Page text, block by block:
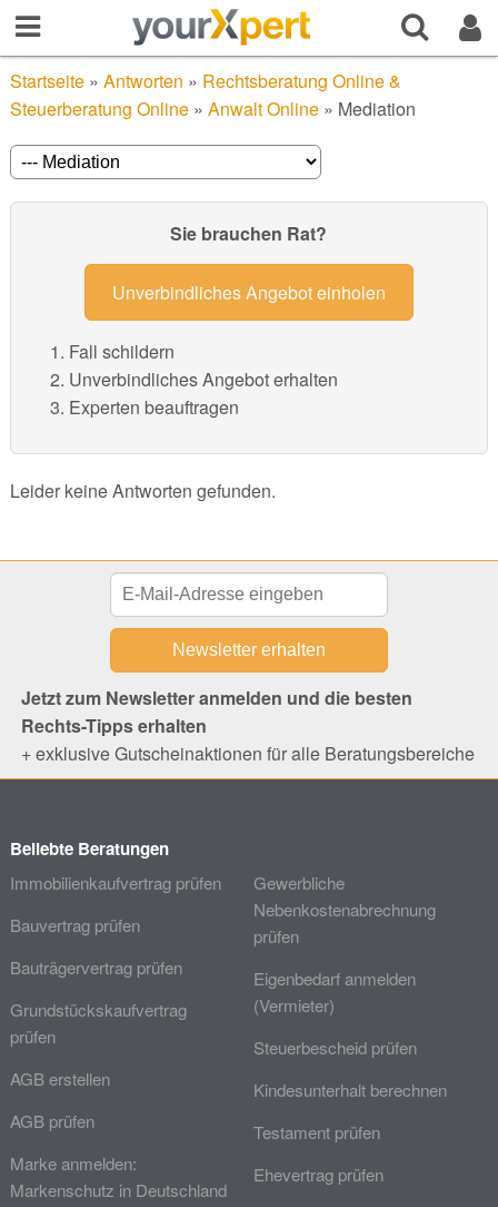
Startseite» Antworten » Rechtsberatung Online &
Steuerberatung Online» Anwalt Online» Mediation
Sie brauchen Rat?
Unverbindliches Angebot einholen
Fall schildern
Unverbindliches Angebot erhalten
Experten beauftragen
Leider keine Antworten gefunden.
Jetzt zum Newsletter anmelden und die besten
Rechts-Tipps erhalten
+ exklusive Gutscheinaktionen für alle Beratungsbereiche
Beliebte Beratungen
Immobilienkaufvertrag prüfen
Bauvertrag prüfen
Bauträgervertrag prüfen
Grundstückskaufvertrag
prüfen
AGB erstellen
AGB prüfen
Marke anmelden:
Markenschutz in Deutschland
Gewerbliche
Nebenkostenabrechnung
prüfen
Eigenbedarf anmelden
(Vermieter)
Steuerbescheid prüfen
Kindesunterhalt berechnen
Testament prüfen
Ehevertrag prüfen